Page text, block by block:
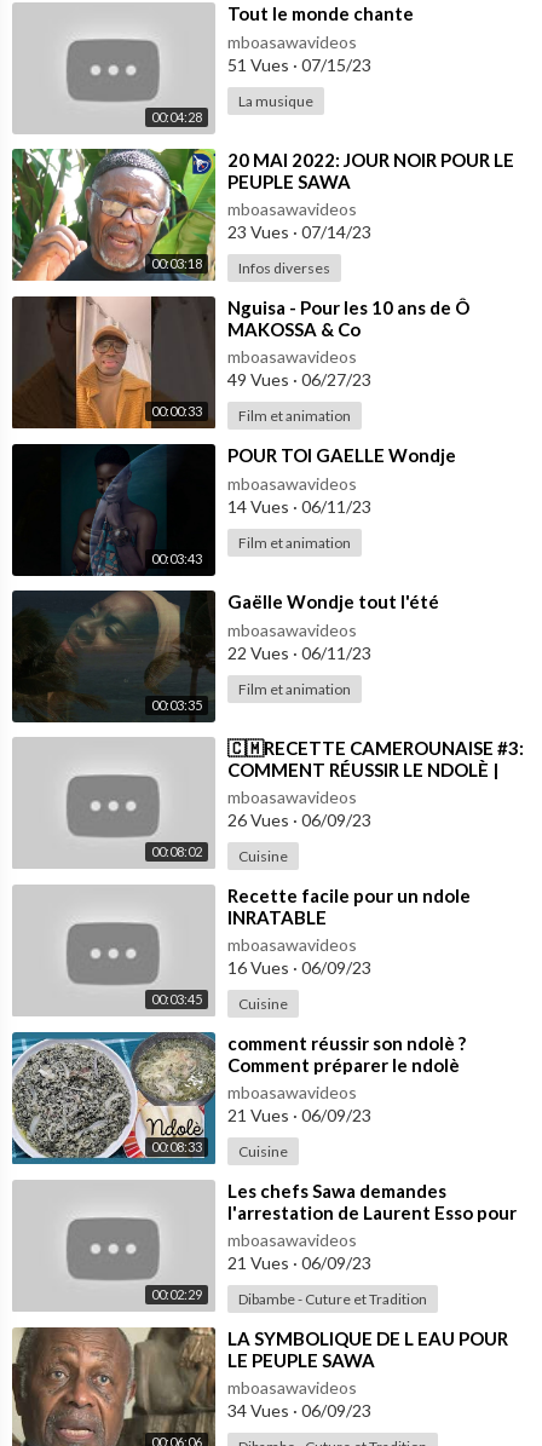
00:04:28
⁣Tout le monde chante
mboasawavideos
51 Vues · 07/15/23
La musique
00:03:18
⁣20 MAI 2022: JOUR NOIR POUR LE
PEUPLE SAWA
mboasawavideos
23 Vues · 07/14/23
Infos diverses
00:00:33
⁣Nguisa - Pour les 10 ans de Ô
MAKOSSA & Co
mboasawavideos
49 Vues · 06/27/23
Film et animation
00:03:43
⁣POUR TOI GAELLE Wondje
mboasawavideos
14 Vues · 06/11/23
Film et animation
00:03:35
⁣Gaëlle Wondje tout l'été
mboasawavideos
22 Vues · 06/11/23
Film et animation
00:08:02
⁣🇨🇲RECETTE CAMEROUNAISE #3:
COMMENT RÉUSSIR LE NDOLÈ |
POUR LES NULS #paryscooks
mboasawavideos
26 Vues · 06/09/23
Cuisine
00:03:45
⁣Recette facile pour un ndole
INRATABLE
mboasawavideos
16 Vues · 06/09/23
Cuisine
00:08:33
⁣comment réussir son ndolè ?
Comment préparer le ndolè
camerounais ? recette africaine
pour les fêtes
mboasawavideos
21 Vues · 06/09/23
Cuisine
00:02:29
⁣Les chefs Sawa demandes
l'arrestation de Laurent Esso pour
rendre justice à matinez Zogo...
mboasawavideos
21 Vues · 06/09/23
Dibambe - Cuture et Tradition
00:06:06
⁣LA SYMBOLIQUE DE L EAU POUR
LE PEUPLE SAWA
mboasawavideos
34 Vues · 06/09/23